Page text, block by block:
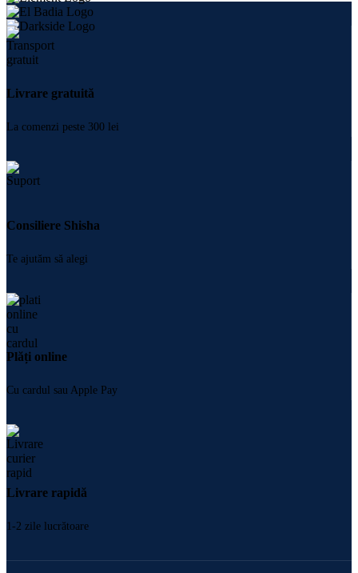
Livrare gratuită
La comenzi peste 300 lei
Consiliere Shisha
Te ajutăm să alegi
Plăți online
Cu cardul sau Apple Pay
Livrare rapidă
1-2 zile lucrătoare